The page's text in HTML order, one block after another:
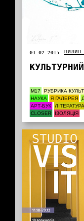
01.02.2015 ПИЛИП
М17 РУБРИКА
НАУКА
Я ГАЛЕРЕЯ
АРТ-БУК
ЛІТЕРАТУРА
CLOSER
ІЗОЛЯЦІЯ